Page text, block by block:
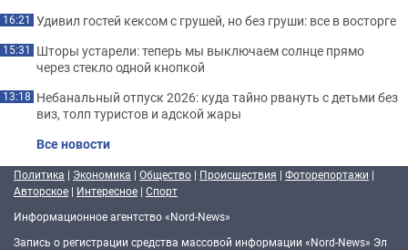
16:21 Удивил гостей кексом с грушей, но без груши: все в восторге
15:31 Шторы устарели: теперь мы выключаем солнце прямо
через стекло одной кнопкой
13:18 Небанальный отпуск 2026: куда тайно рвануть с детьми без
виз, толп туристов и адской жары
Все новости
Политика | Экономика | Общество | Происшествия | Фоторепортажи |
Авторское | Интересное | Спорт
Информационное агентство «Nord-News»
Запись о регистрации средства массовой информации «Nord-News» Эл